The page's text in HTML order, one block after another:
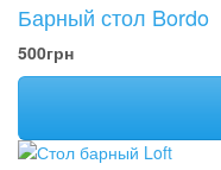
Барный стол Bordo
500грн